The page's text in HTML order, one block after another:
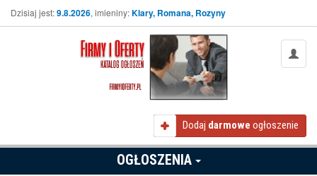
Dzisiaj jest:9.8.2026, imieniny:Klary, Romana, Rozyny
Dodaj darmowe ogłoszenie
OGŁOSZENIA